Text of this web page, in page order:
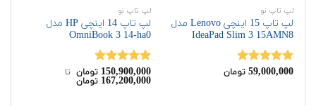
لپ تاپ نو
لپ تاپ 15 اینچی Lenovo مدل
IdeaPad Slim 3 15AMN8
نمره5.00
59,000,000 تومان
لپ تاپ نو
لپ تاپ 14 اینچی HP مدل
OmniBook 3 14-ha0
نمره5.00
از 5
150,900,000 تومان‌ تا ‌
167,200,000 تومان